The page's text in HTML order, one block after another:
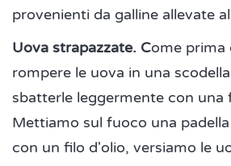
provenienti da galline allevate
Uova strapazzate. Come prima
rompere le uova in una
sbatterle leggermente con una
Mettiamo sul fuoco una
con un filo d'olio, versiamo le